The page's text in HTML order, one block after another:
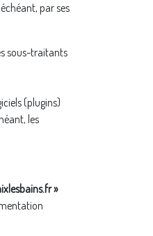
par ses
sous-traitants
(plugins)
les
»